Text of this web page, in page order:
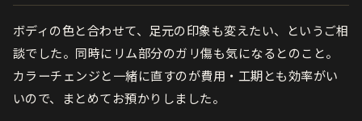
ボディの色と合わせて、足元の印象も変えたい、というご相
談でした。同時にリム部分のガリ傷も気になるとのこと。
カラーチェンジと一緒に直すのが費用・工期とも効率がい
いので、まとめてお預かりしました。